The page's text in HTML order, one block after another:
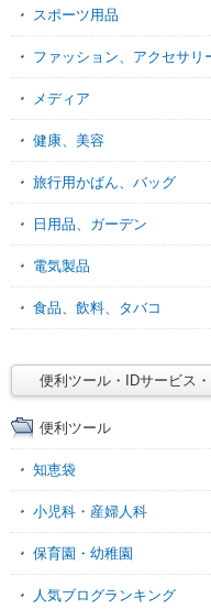
スポーツ用品
ファッション、アクセサリ
メディア
健康、美容
旅行用かばん、バッグ
日用品、ガーデン
電気製品
食品、飲料、タバコ
便利ツール・IDサービス
便利ツール
知恵袋
小児科・産婦人科
保育園・幼稚園
人気ブログランキング